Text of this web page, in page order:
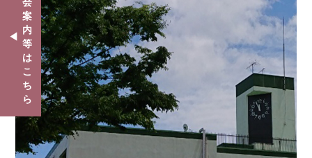
会
案
内
等
は
こ
ち
ら